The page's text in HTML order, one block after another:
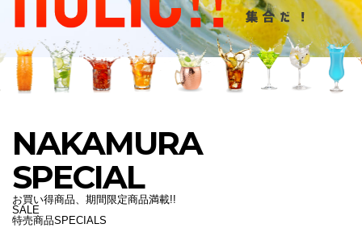
NAKAMURA
SPECIAL
お買い得商品、期間限定商品満載!!
SALE
特売商品SPECIALS